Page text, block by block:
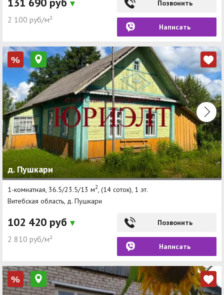
2 100 руб/м²
Позвонить
Написать
%
д. Пушкари
1-комнатная, 36.5/23.5/13 м2 , (14 соток), 1 эт.
Витебская область, д. Пушкари
102 420 руб
2 810 руб/м²
Позвонить
Написать
%